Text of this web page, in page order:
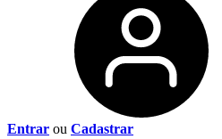
Entrar ou Cadastrar